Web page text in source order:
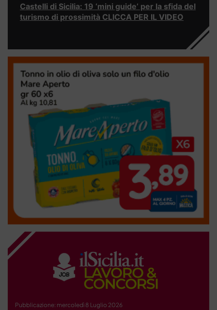
Castelli di Sicilia: 19 ‘mini guide’ per la sfida del
turismo di prossimità CLICCA PER IL VIDEO
Pubblicazione: mercoledì 8 Luglio 2026